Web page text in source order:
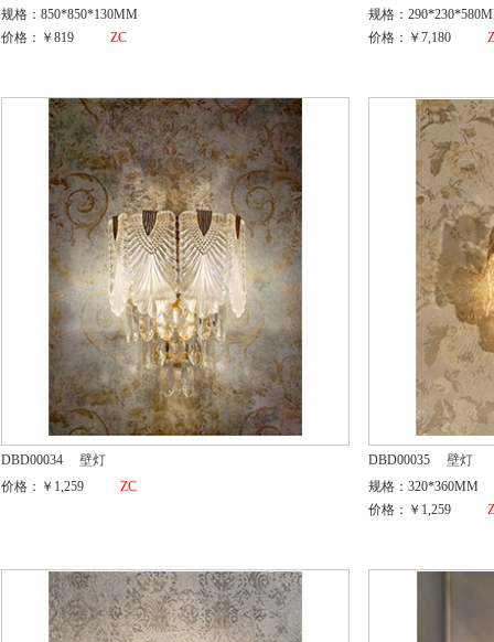
规格：850*850*130MM
价格：￥819
ZC
规格：
价格：￥7,180
DBD00034
壁灯
价格：￥1,259
ZC
DBD00035
壁灯
规格：320*360MM
价格：￥1,259